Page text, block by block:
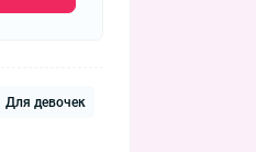
Для девочек